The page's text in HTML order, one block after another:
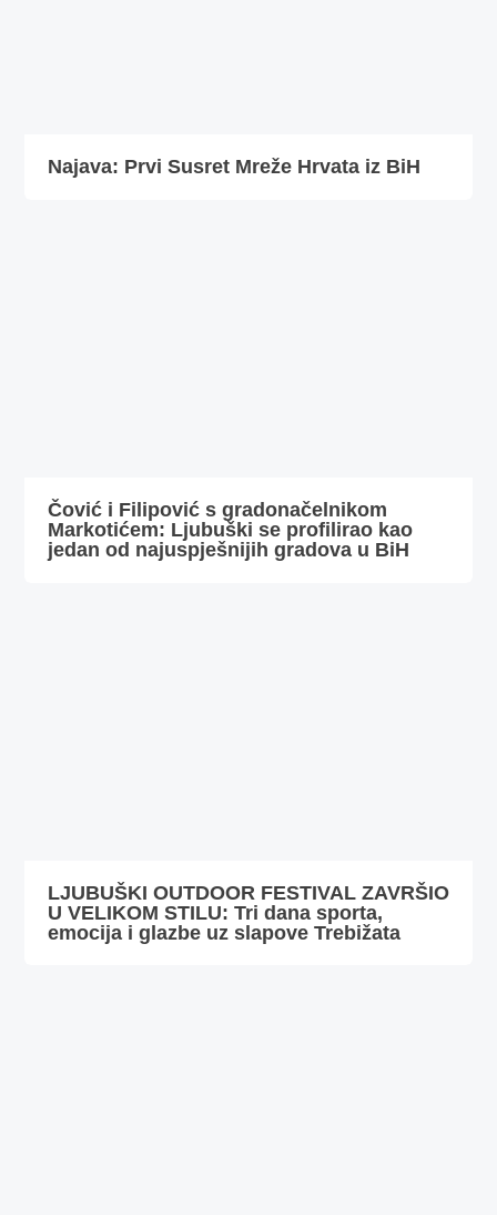
Najava: Prvi Susret Mreže Hrvata iz BiH
Čović i Filipović s gradonačelnikom
Markotićem: Ljubuški se profilirao kao
jedan od najuspješnijih gradova u BiH
LJUBUŠKI OUTDOOR FESTIVAL ZAVRŠIO
U VELIKOM STILU: Tri dana sporta,
emocija i glazbe uz slapove Trebižata